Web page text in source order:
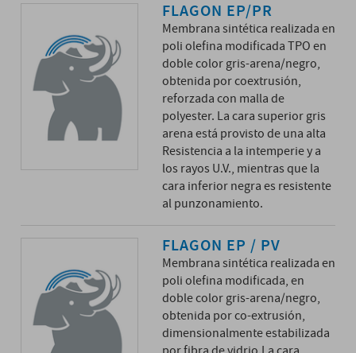
FLAGON EP/PR
Membrana sintética realizada en
poli olefina modificada TPO en
doble color gris-arena/negro,
obtenida por coextrusión,
reforzada con malla de
polyester. La cara superior gris
arena está provisto de una alta
Resistencia a la intemperie y a
los rayos U.V., mientras que la
cara inferior negra es resistente
al punzonamiento.
FLAGON EP / PV
Membrana sintética realizada en
poli olefina modificada, en
doble color gris-arena/negro,
obtenida por co-extrusión,
dimensionalmente estabilizada